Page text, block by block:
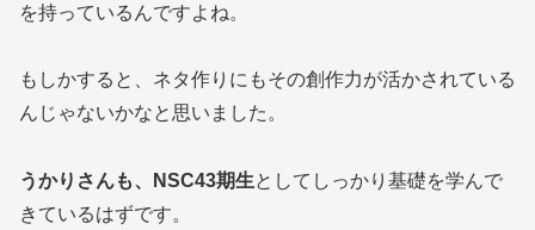
を持っているんですよね。
もしかすると、ネタ作りにもその創作力が活かされている
んじゃないかなと思いました。
うかりさんも、NSC43期生としてしっかり基礎を学んで
きているはずです。